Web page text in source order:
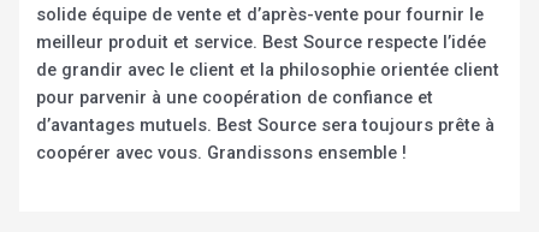
solide équipe de vente et d’après-vente pour fournir le
meilleur produit et service. Best Source respecte l’idée
de grandir avec le client et la philosophie orientée client
pour parvenir à une coopération de confiance et
d’avantages mutuels. Best Source sera toujours prête à
coopérer avec vous. Grandissons ensemble !